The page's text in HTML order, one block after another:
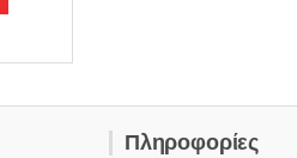
Πληροφορίες